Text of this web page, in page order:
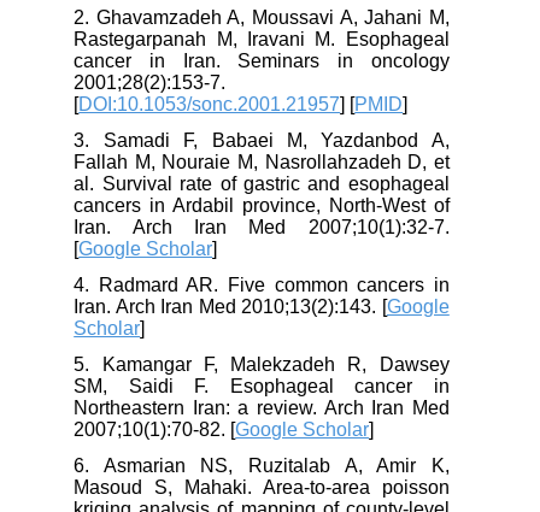
2. Ghavamzadeh A, Moussavi A, Jahani M,
Rastegarpanah M, Iravani M. Esophageal
cancer in Iran. Seminars in oncology
2001;28(2):153-7.
[DOI:10.1053/sonc.2001.21957] [PMID
3. Samadi F, Babaei M, Yazdanbod A,
Fallah M, Nouraie M, Nasrollahzadeh D, et
al. Survival rate of gastric and esophageal
cancers in Ardabil province, North-West of
Iran. Arch Iran Med 2007;10(1):32-7.
[Google Scholar
4. Radmard AR. Five common cancers in
Iran. Arch Iran Med 2010;13(2):143. [Google
Scholar
5. Kamangar F, Malekzadeh R, Dawsey
SM, Saidi F. Esophageal cancer in
Northeastern Iran: a review. Arch Iran Med
2007;10(1):70-82. [Google Scholar
6. Asmarian NS, Ruzitalab A, Amir K,
Masoud S, Mahaki. Area-to-area poisson